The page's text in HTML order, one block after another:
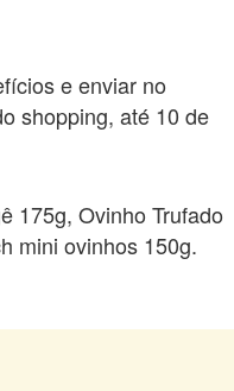
e enviar no
shopping, até 10 de
175g, Ovinho Trufado
mini ovinhos 150g.